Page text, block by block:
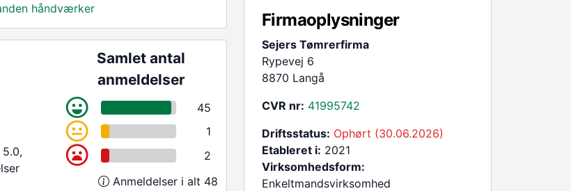
håndværker
Samlet antal
anmeldelser
45
1
2
Anmeldelser i alt 48
Firmaoplysninger
Sejers Tømrerfirma
Rypevej 6
8870 Langå
CVR nr: 41995742
Driftsstatus: Ophørt (30.06.2026)
Etableret i: 2021
Virksomhedsform:
Enkeltmandsvirksomhed